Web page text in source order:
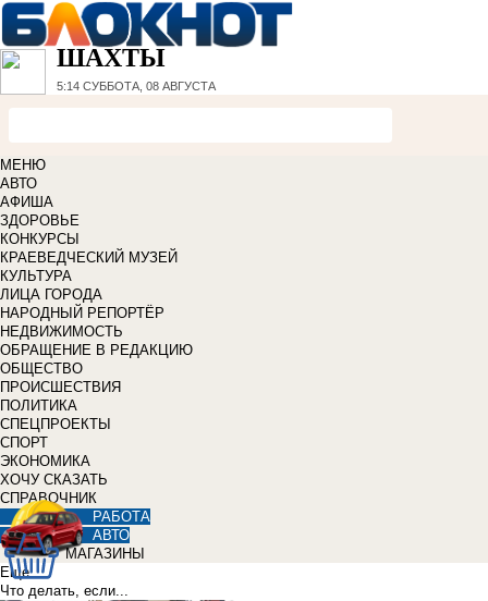
ШАХТЫ
5:14 СУББОТА, 08 АВГУСТА
МЕНЮ
АВТО
АФИША
ЗДОРОВЬЕ
КОНКУРСЫ
КРАЕВЕДЧЕСКИЙ МУЗЕЙ
КУЛЬТУРА
ЛИЦА ГОРОДА
НАРОДНЫЙ РЕПОРТЁР
НЕДВИЖИМОСТЬ
ОБРАЩЕНИЕ В РЕДАКЦИЮ
ОБЩЕСТВО
ПРОИСШЕСТВИЯ
ПОЛИТИКА
СПЕЦПРОЕКТЫ
СПОРТ
ЭКОНОМИКА
ХОЧУ СКАЗАТЬ
СПРАВОЧНИК
РАБОТА
АВТО
МАГАЗИНЫ
Еще
Что делать, если...